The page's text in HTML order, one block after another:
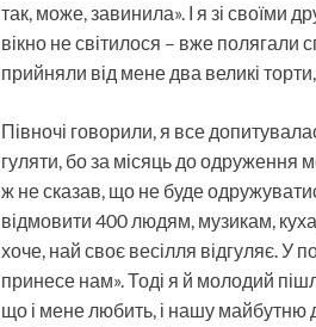
так, може, завинила». І я зі своїми
вікно не світилося – вже полягали
прийняли від мене два великі
Півночі говорили, я все
гуляти, бо за місяць до
ж не сказав, що не буде
відмовити 400 людям, музикам,
хоче, най своє весілля відгуляє. У
принесе нам». Тоді я й молодий
що і мене любить, і нашу майбутню